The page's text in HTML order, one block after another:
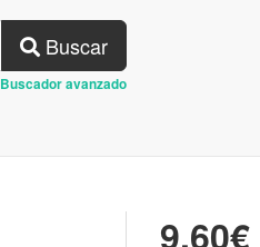
Buscar
Buscador avanzado
9.60€